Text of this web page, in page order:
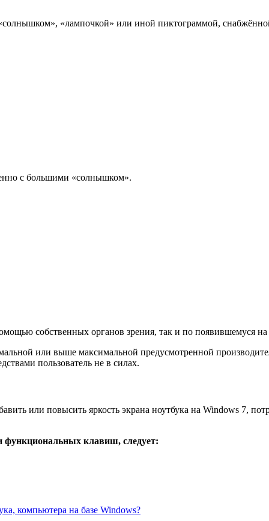
«лампочкой» или иной пиктограммой,
с большими «солнышком».
собственных органов зрения, так и по появившемуся
или выше максимальной предусмотренной
пользователь не в силах.
или повысить яркость экрана ноутбука на Windows 7,
функциональных клавиш, следует:
компьютера на базе Windows?